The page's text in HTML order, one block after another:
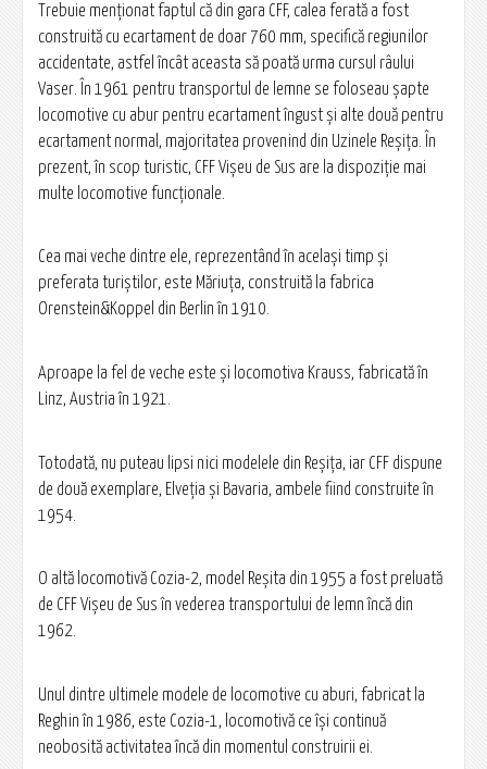
Trebuie menţionat faptul că din gara CFF, calea ferată a fost
construită cu ecartament de doar 760 mm, specifică regiunilor
accidentate, astfel încât aceasta să poată urma cursul râului
Vaser. În 1961 pentru transportul de lemne se foloseau şapte
locomotive cu abur pentru ecartament îngust şi alte două pentru
ecartament normal, majoritatea provenind din Uzinele Reşiţa. În
prezent, în scop turistic, CFF Vişeu de Sus are la dispoziţie mai
multe locomotive funcţionale.
Cea mai veche dintre ele, reprezentând în acelaşi timp şi
preferata turiştilor, este Măriuţa, construită la fabrica
Orenstein&Koppel din Berlin în 1910.
Aproape la fel de veche este şi locomotiva Krauss, fabricată în
Linz, Austria în 1921.
Totodată, nu puteau lipsi nici modelele din Reşiţa, iar CFF dispune
de două exemplare, Elveţia şi Bavaria, ambele fiind construite în
1954.
O altă locomotivă Cozia-2, model Reşita din 1955 a fost preluată
de CFF Vişeu de Sus în vederea transportului de lemn încă din
1962.
Unul dintre ultimele modele de locomotive cu aburi, fabricat la
Reghin în 1986, este Cozia-1, locomotivă ce îşi continuă
neobosită activitatea încă din momentul construirii ei.